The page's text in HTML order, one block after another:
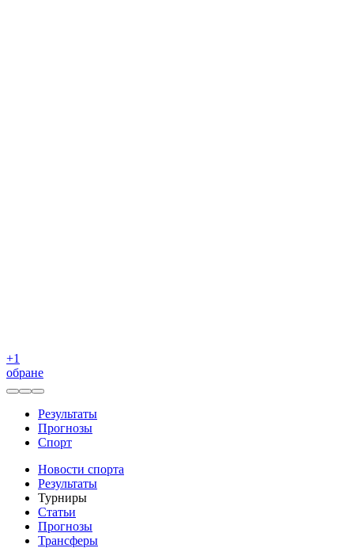
+1
обране
Результаты
Прогнозы
Спорт
Новости спорта
Результаты
Турниры
Статьи
Прогнозы
Трансферы